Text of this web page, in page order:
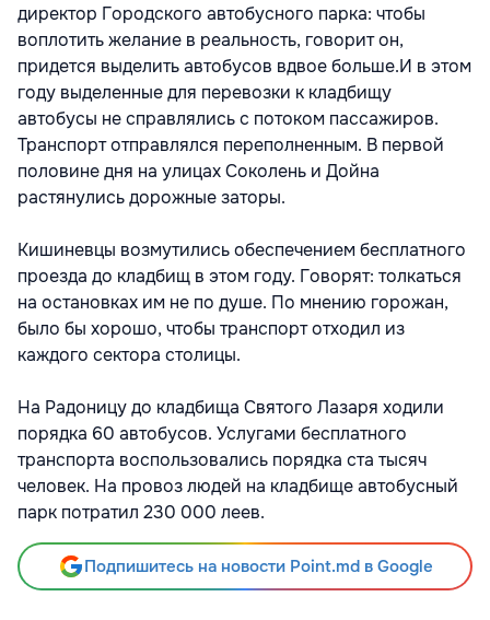
директор Городского автобусного парка: чтобы
воплотить желание в реальность, говорит он,
придется выделить автобусов вдвое больше.И в этом
году выделенные для перевозки к кладбищу
автобусы не справлялись с потоком пассажиров.
Транспорт отправлялся переполненным. В первой
половине дня на улицах Соколень и Дойна
растянулись дорожные заторы.
Кишиневцы возмутились обеспечением бесплатного
проезда до кладбищ в этом году. Говорят: толкаться
на остановках им не по душе. По мнению горожан,
было бы хорошо, чтобы транспорт отходил из
каждого сектора столицы.
На Радоницу до кладбища Святого Лазаря ходили
порядка 60 автобусов. Услугами бесплатного
транспорта воспользовались порядка ста тысяч
человек. На провоз людей на кладбище автобусный
парк потратил 230 000 леев.
Подпишитесь на новости Point.md в Google